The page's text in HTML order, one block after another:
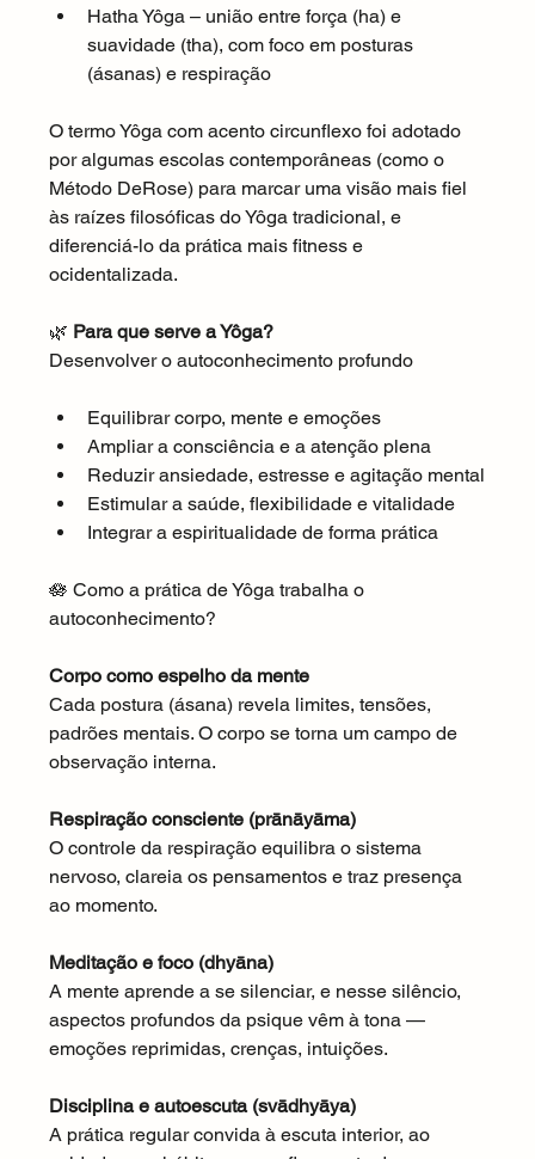
Hatha Yôga – união entre força (ha) e
suavidade (tha), com foco em posturas
(ásanas) e respiração
O termo Yôga com acento circunflexo foi adotado
por algumas escolas contemporâneas (como o
Método DeRose) para marcar uma visão mais fiel
às raízes filosóficas do Yôga tradicional, e
diferenciá-lo da prática mais fitness e
ocidentalizada.
🌿 Para que serve a Yôga?
Desenvolver o autoconhecimento profundo
Equilibrar corpo, mente e emoções
Ampliar a consciência e a atenção plena
Reduzir ansiedade, estresse e agitação mental
Estimular a saúde, flexibilidade e vitalidade
Integrar a espiritualidade de forma prática
🪷 Como a prática de Yôga trabalha o
autoconhecimento?
Corpo como espelho da mente
Cada postura (ásana) revela limites, tensões,
padrões mentais. O corpo se torna um campo de
observação interna.
Respiração consciente (prānāyāma)
O controle da respiração equilibra o sistema
nervoso, clareia os pensamentos e traz presença
ao momento.
Meditação e foco (dhyāna)
A mente aprende a se silenciar, e nesse silêncio,
aspectos profundos da psique vêm à tona —
emoções reprimidas, crenças, intuições.
Disciplina e autoescuta (svādhyāya)
A prática regular convida à escuta interior, ao